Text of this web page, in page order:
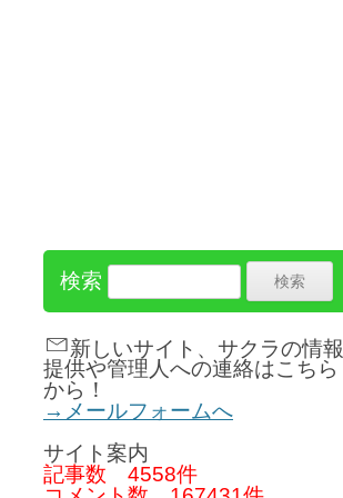
検索
新しいサイト、サクラの情報
提供や管理人への連絡はこちら
から！
→メールフォームへ
サイト案内
記事数 4558件